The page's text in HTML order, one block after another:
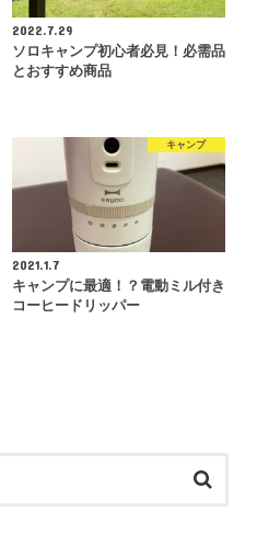
2022.7.29
ソロキャンプ初心者必見！必需品
とおすすめ商品
キャンプ
2021.1.7
キャンプに最適！？電動ミル付き
コーヒードリッパー